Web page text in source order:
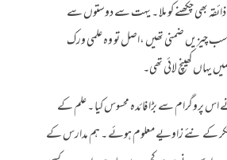
بھی چکھنے کو ملا ۔ یہت سے دوستوں سے
سب چیزیں ضمنی تھیں ،اصل تو وہ علمی ورک
کھینچ لائی تھی۔
پروگرام سے بڑا فائدہ محسوس کیا ۔ علم کے
کے نئے زاویے معلوم ہوئے ۔ ہم مدارس کے